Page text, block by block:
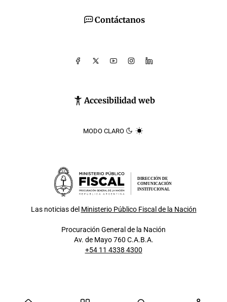
Contáctanos
Accesibilidad web
MODO CLARO
DIRECCIÓN DE
COMUNICACIÓN
INSTITUCIONAL
Las noticias del Ministerio Público Fiscal de la Nación
Procuración General de la Nación
Av. de Mayo 760 C.A.B.A.
+54 11 4338 4300